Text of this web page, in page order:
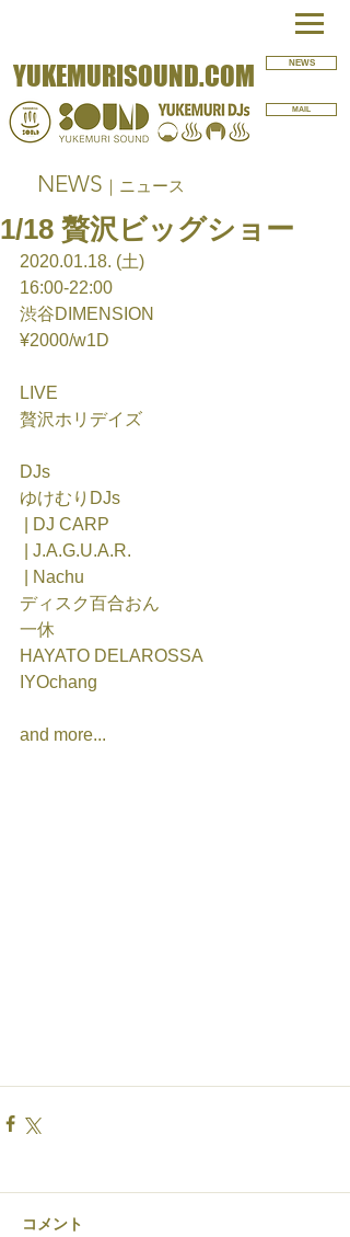
YUKEMURISOUND.COM NEWS
MAIL
NEWS ｜ニュース
1/18 贅沢ビッグショー
2020.01.18. (土)
16:00-22:00
渋谷DIMENSION
¥2000/w1D
LIVE
贅沢ホリデイズ
DJs
ゆけむりDJs
| DJ CARP
| J.A.G.U.A.R.
| Nachu
ディスク百合おん
一休
HAYATO DELAROSSA
IYOchang
and more...
コメント